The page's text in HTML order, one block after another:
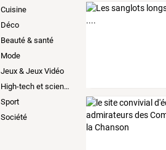
Cuisine
Déco
Beauté & santé
Mode
Jeux & Jeux Vidéo
High-tech et sciences
Sport
Société